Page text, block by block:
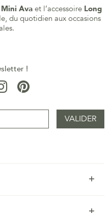
Mini Avaet l’accessoire Long
du quotidien aux occasions
!